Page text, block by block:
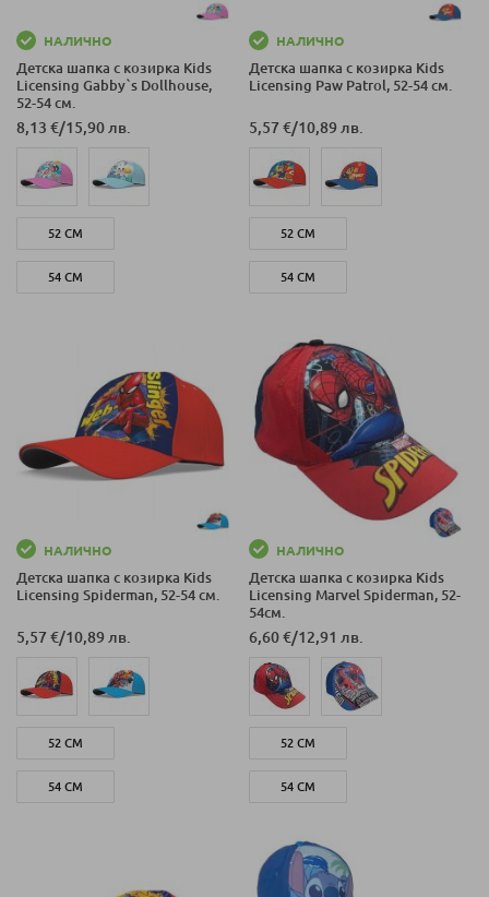
НАЛИЧНО
Детска шапка с козирка Kids
Licensing Gabby`s Dollhouse,
52-54 см.
8,13 €/15,90 лв.
52 СМ
54 СМ
НАЛИЧНО
Детска шапка с козирка Kids
Licensing Paw Patrol, 52-54 см.
5,57 €/10,89 лв.
52 СМ
54 СМ
НАЛИЧНО
Детска шапка с козирка Kids
Licensing Spiderman, 52-54 см.
5,57 €/10,89 лв.
52 СМ
54 СМ
НАЛИЧНО
Детска шапка с козирка Kids
Licensing Marvel Spiderman, 52-
54см.
6,60 €/12,91 лв.
52 СМ
54 СМ